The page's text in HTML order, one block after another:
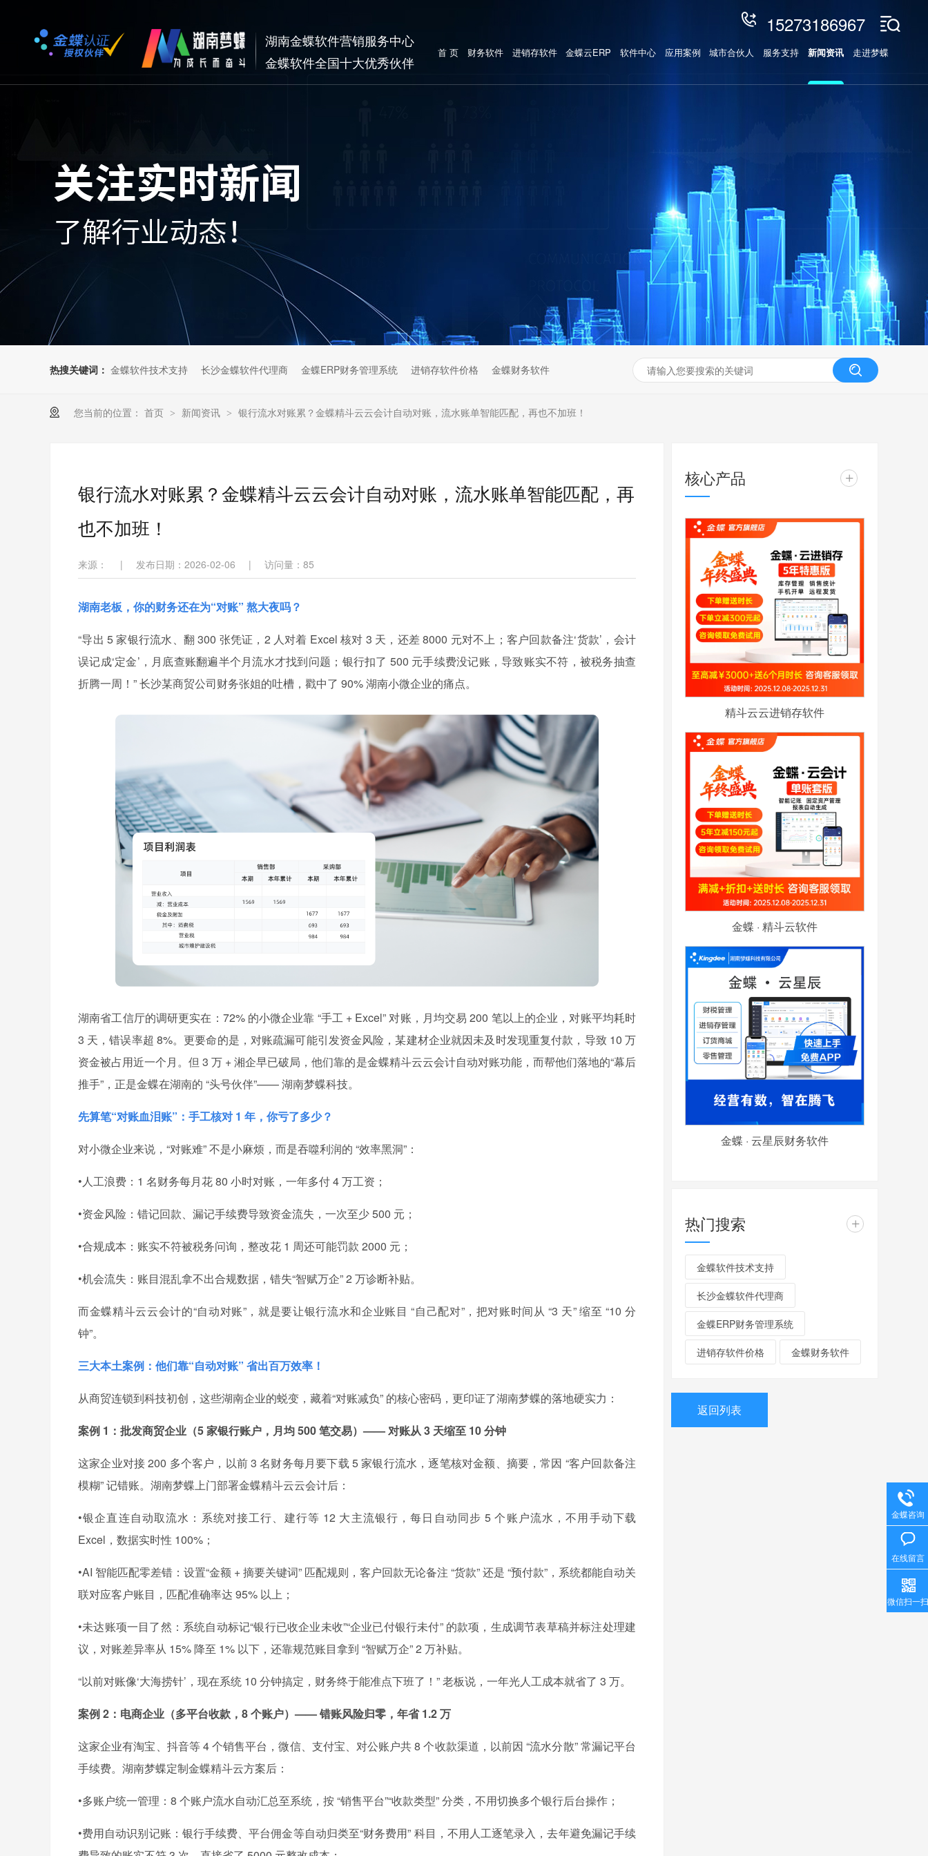
湖南金蝶软件营销服务中心
金蝶软件全国十大优秀伙伴
15273186967
首 页 财务软件 进销存软件 金蝶云ERP 软件中心 应用案例 城市合伙人 服务支持 新闻资讯 走进梦蝶
热搜关键词： 金蝶软件技术支持 长沙金蝶软件代理商 金蝶ERP财务管理系统 进销存软件价格 金蝶财务软件
您当前的位置： 首页 > 新闻资讯 > 银行流水对账累？金蝶精斗云云会计自动对账，流水账单智能匹配，再也不加班！
银行流水对账累？金蝶精斗云云会计自动对账，流水账单智能匹配，再
也不加班！
来源： | 发布日期：2026-02-06 | 访问量： 85
湖南老板，你的财务还在为“对账” 熬大夜吗？
“导出 5 家银行流水、翻 300 张凭证，2 人对着 Excel 核对 3 天，还差 8000 元对不上；客户回款备注‘货款’，会计
误记成‘定金’，月底查账翻遍半个月流水才找到问题；银行扣了 500 元手续费没记账，导致账实不符，被税务抽查
折腾一周！” 长沙某商贸公司财务张姐的吐槽，戳中了 90% 湖南小微企业的痛点。
湖南省工信厅的调研更实在：72% 的小微企业靠 “手工 + Excel” 对账，月均交易 200 笔以上的企业，对账平均耗时
3 天，错误率超 8%。更要命的是，对账疏漏可能引发资金风险，某建材企业就因未及时发现重复付款，导致 10 万
资金被占用近一个月。但 3 万 + 湘企早已破局，他们靠的是金蝶精斗云云会计自动对账功能，而帮他们落地的“幕后
推手”，正是金蝶在湖南的 “头号伙伴”—— 湖南梦蝶科技。
先算笔“对账血泪账”：手工核对 1 年，你亏了多少？
对小微企业来说，“对账难” 不是小麻烦，而是吞噬利润的 “效率黑洞”：
•人工浪费：1 名财务每月花 80 小时对账，一年多付 4 万工资；
•资金风险：错记回款、漏记手续费导致资金流失，一次至少 500 元；
•合规成本：账实不符被税务问询，整改花 1 周还可能罚款 2000 元；
•机会流失：账目混乱拿不出合规数据，错失“智赋万企” 2 万诊断补贴。
而金蝶精斗云云会计的“自动对账”，就是要让银行流水和企业账目 “自己配对”，把对账时间从 “3 天” 缩至 “10 分
钟”。
三大本土案例：他们靠“自动对账” 省出百万效率！
从商贸连锁到科技初创，这些湖南企业的蜕变，藏着“对账减负” 的核心密码，更印证了湖南梦蝶的落地硬实力：
案例 1：批发商贸企业（5 家银行账户，月均 500 笔交易）—— 对账从 3 天缩至 10 分钟
这家企业对接 200 多个客户，以前 3 名财务每月要下载 5 家银行流水，逐笔核对金额、摘要，常因 “客户回款备注
模糊” 记错账。湖南梦蝶上门部署金蝶精斗云云会计后：
•银企直连自动取流水：系统对接工行、建行等 12 大主流银行，每日自动同步 5 个账户流水，不用手动下载
Excel，数据实时性 100%；
•AI 智能匹配零差错：设置“金额 + 摘要关键词” 匹配规则，客户回款无论备注 “货款” 还是 “预付款”，系统都能自动关
联对应客户账目，匹配准确率达 95% 以上；
•未达账项一目了然：系统自动标记“银行已收企业未收”“企业已付银行未付” 的款项，生成调节表草稿并标注处理建
议，对账差异率从 15% 降至 1% 以下，还靠规范账目拿到 “智赋万企” 2 万补贴。
“以前对账像‘大海捞针’，现在系统 10 分钟搞定，财务终于能准点下班了！” 老板说，一年光人工成本就省了 3 万。
案例 2：电商企业（多平台收款，8 个账户）—— 错账风险归零，年省 1.2 万
这家企业有淘宝、抖音等 4 个销售平台，微信、支付宝、对公账户共 8 个收款渠道，以前因 “流水分散” 常漏记平台
手续费。湖南梦蝶定制金蝶精斗云方案后：
•多账户统一管理：8 个账户流水自动汇总至系统，按 “销售平台”“收款类型” 分类，不用切换多个银行后台操作；
•费用自动识别记账：银行手续费、平台佣金等自动归类至“财务费用” 科目，不用人工逐笔录入，去年避免漏记手续
核心产品 +
精斗云云进销存软件
金蝶 · 精斗云软件
金蝶 · 云星辰财务软件
热门搜索 +
金蝶软件技术支持
长沙金蝶软件代理商
金蝶ERP财务管理系统
进销存软件价格 金蝶财务软件
返回列表
金蝶咨询
在线留言
微信扫一扫